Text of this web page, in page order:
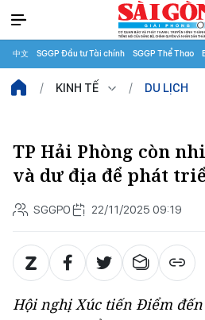
中文 SGGP Đầu tư Tài chính SGGP Thể Thao
KINH TẾ DU LỊCH
TP Hải Phòng còn
và dư địa để phát
SGGPO 22/11/2025 09:19
Hội nghị Xúc tiến Điểm